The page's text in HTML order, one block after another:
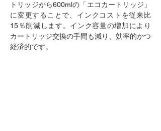
トリッジから600mlの「エコカートリッジ」
に変更することで、インクコストを従来比
15％削減します。インク容量の増加により
カートリッジ交換の手間も減り、効率的かつ
経済的です。